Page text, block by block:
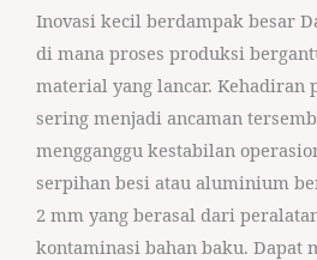
Inovasi kecil berdampak besar
di mana proses produksi
material yang lancar. Kehadiran
sering menjadi ancaman
mengganggu kestabilan
serpihan besi atau aluminium
2 mm yang berasal dari
kontaminasi bahan baku. Dapat